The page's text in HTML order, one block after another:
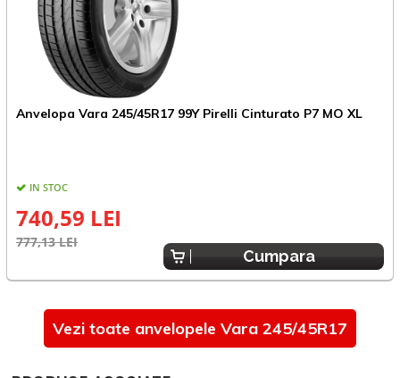
Anvelopa Vara 245/45R17 99Y Pirelli Cinturato P7 MO XL
IN STOC
740,59 LEI
777,13 LEI
Cumpara
Vezi toate anvelopele Vara 245/45R17